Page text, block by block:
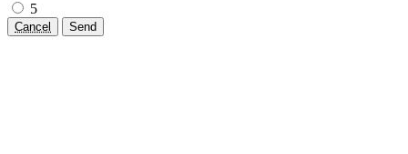
5
Cancel Send